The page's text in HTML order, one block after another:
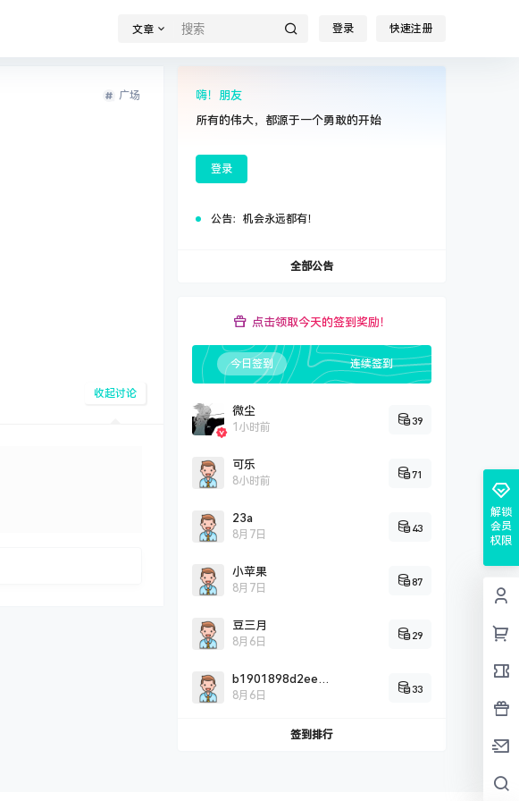
文章 登录 快速注册
广场
收起讨论
嗨！朋友
所有的伟大，都源于一个勇敢的开始
登录
公告： 机会永远都有！
全部公告
点击领取今天的签到奖励！
今日签到 连续签到
微尘
1小时前
39
可乐
8小时前
71
23a
8月7日
43
小苹果
8月7日
87
豆三月
8月6日
29
b1901898d2eef0c2fddbd2c9a5707cc26725
8月6日
33
签到排行
解锁
会员
权限